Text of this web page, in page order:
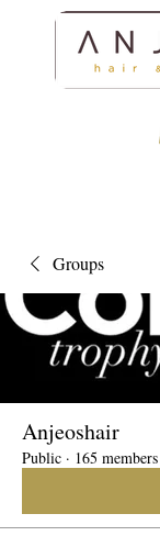
Groups
Anjeoshair
Public · 165 members